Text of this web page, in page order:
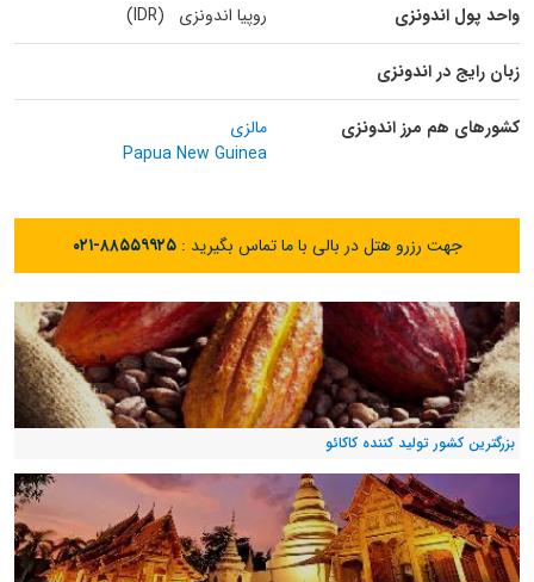
واحد پول اندونزی روپیا اندونزی (IDR)
زبان رایج در اندونزی
کشورهای هم مرز اندونزی
مالزی
Papua New Guinea
جهت رزرو هتل در بالی با ما تماس بگیرید :۰۲۱-۸۸۵۵۹۹۲۵
بزرگترین کشور تولید کننده کاکائو